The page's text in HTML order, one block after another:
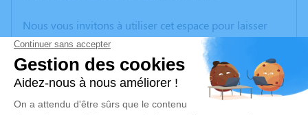
Nous vous invitons à utiliser cet espace pour laisser
vos condoléances, partager des photos souvenirs, une
anecdote ou exprimer vos pensées à travers des
poèmes ou des textes. Cet endroit est un lieu
d'expression dédié à honorer la mémoire de Georges
BERNARD.